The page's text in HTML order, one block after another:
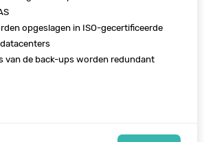
opgeslagen in ISO-gecertificeerde
van de back-ups worden redundant